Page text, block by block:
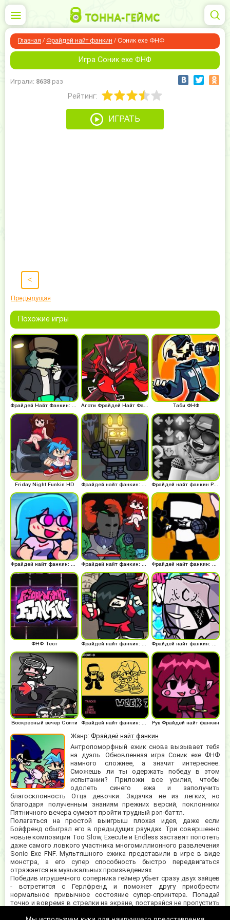
Главная / Фрайдей найт фанкин / Соник ехе ФНФ
Игра Соник ехе ФНФ
Играли: 8638 раз
Рейтинг:
ИГРАТЬ
<
Предыдущая
Жанр:Фрайдей найт фанкин
Антропоморфный ежик снова вызывает тебя
на дуэль. Обновленная игра Соник ехе ФНФ
намного сложнее, а значит интереснее.
Сможешь ли ты одержать победу в этом
испытании? Приложи все усилия, чтобы
одолеть синего ежа и заполучить
благосклонность Отца девочки. Задачка не из легких, но
благодаря полученным знаниям прежних версий, поклонники
Пятничного вечера сумеют пройти трудный рэп-баттл.
Полагаться на простой выигрыш плохая идея, даже если
Бойфренд обыграл его в предыдущих раундах. Три совершенно
новые композиции Too Slow, Execute и Endless заставят попотеть
даже самого ловкого участника многомиллионного развлечения
Sonic Exe FNF. Мультяшного ежика представили в игре в виде
монстра, а его супер способность быстро передвигаться
отражается на музыкальных произведениях.
Победив игрушечного соперника геймер убьет сразу двух зайцев
- встретится с Герлфренд и поможет другу приобрести
нормальное привычное состояние супер-спринтера. Попадай
точно и вовремя в стрелки на экране, постарайся не пропустить
Похожие игры
Таби ФНФ
Friday Night Funkin HD Фрайдей найт фанкин: Мультяшки Фрайдей найт фанкин Роблокс
Фрайдей найт фанкин: Скай Фрайдей найт фанкин: Трикки Фрайдей найт фанкин: Танкмен
ФНФ Тест
Воскресный вечер Солти Фрайдей найт фанкин: 7 неделя Рув Фрайдей найт фанкин